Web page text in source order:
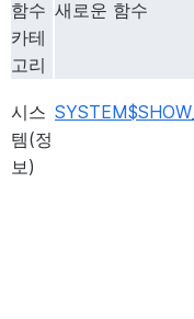
함수
카테
고리
새로운 함수
시스
템(정
보)